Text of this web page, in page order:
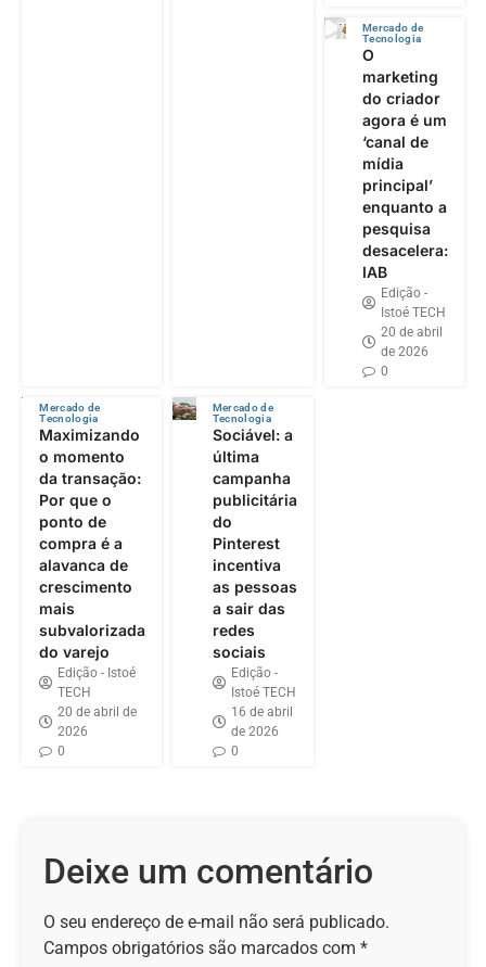
Mercado de
Tecnologia
O
marketing
do criador
agora é um
‘canal de
mídia
principal’
enquanto a
pesquisa
desacelera:
IAB
Edição -
Istoé TECH
20 de abril
de 2026
0
Mercado de
Tecnologia
Maximizando
o momento
da transação:
Por que o
ponto de
compra é a
alavanca de
crescimento
mais
subvalorizada
do varejo
Edição - Istoé
TECH
20 de abril de
2026
0
Mercado de
Tecnologia
Sociável: a
última
campanha
publicitária
do
Pinterest
incentiva
as pessoas
a sair das
redes
sociais
Edição -
Istoé TECH
16 de abril
de 2026
0
Deixe um comentário
O seu endereço de e-mail não será publicado.
Campos obrigatórios são marcados com *